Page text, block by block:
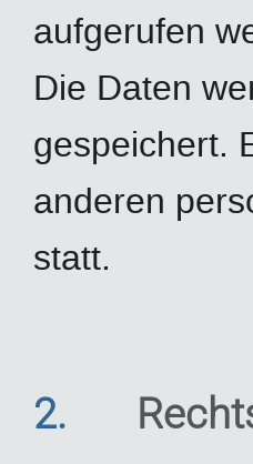
aufgerufen
Die Daten
gespeichert.
anderen
statt.
2.